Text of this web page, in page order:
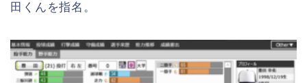
田くんを指名。